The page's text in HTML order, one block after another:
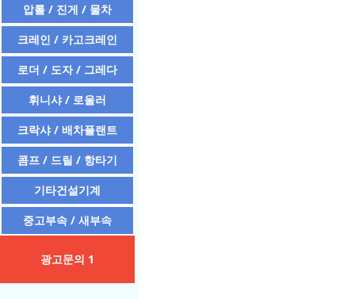
압롤 / 진게 / 물차
크레인 / 카고크레인
로더 / 도자 / 그레다
휘니샤 / 로울러
크락샤 / 배차플랜트
콤프 / 드릴 / 항타기
기타건설기계
중고부속 / 새부속
광고문의 1